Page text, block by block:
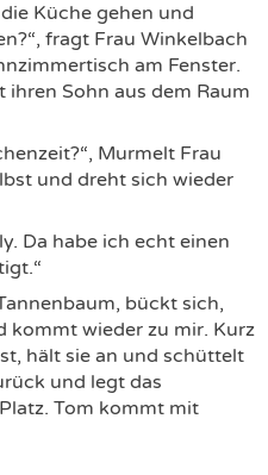
Küche gehen und
fragt Frau Winkelbach
am Fenster.
Sohn aus dem Raum
Murmelt Frau
und dreht sich wieder
Da habe ich echt einen
bückt sich,
kommt wieder zu mir. Kurz
hält sie an und schüttelt
und legt das
Tom kommt mit